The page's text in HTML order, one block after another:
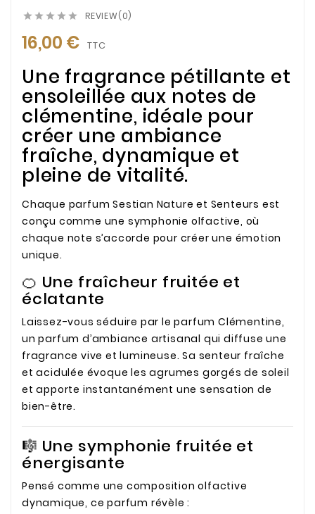
     REVIEW(0)
16,00 € TTC
Une fragrance pétillante et
ensoleillée aux notes de
clémentine, idéale pour
créer une ambiance
fraîche, dynamique et
pleine de vitalité.
Chaque parfum Sestian Nature et Senteurs est
conçu comme une symphonie olfactive, où
chaque note s’accorde pour créer une émotion
unique.
🍊 Une fraîcheur fruitée et
éclatante
Laissez-vous séduire par le parfum Clémentine,
un parfum d’ambiance artisanal qui diffuse une
fragrance vive et lumineuse. Sa senteur fraîche
et acidulée évoque les agrumes gorgés de soleil
et apporte instantanément une sensation de
bien-être.
🎼 Une symphonie fruitée et
énergisante
Pensé comme une composition olfactive
dynamique, ce parfum révèle :